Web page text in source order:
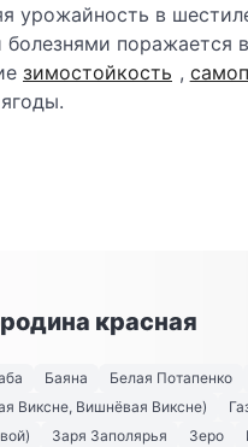
урожайность в
поражается
зимостойкость ,
красная
Баяна Белая Потапенко
Виксне, Вишнёвая Виксне)
Заря Заполярья Зеро